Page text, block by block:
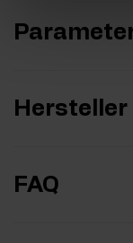
Hersteller
FAQ